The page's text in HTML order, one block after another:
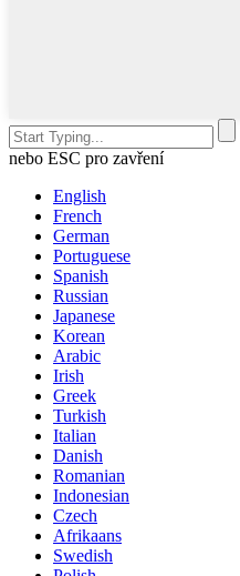
nebo ESC pro zavření
English
French
German
Portuguese
Spanish
Russian
Japanese
Korean
Arabic
Irish
Greek
Turkish
Italian
Danish
Romanian
Indonesian
Czech
Afrikaans
Swedish